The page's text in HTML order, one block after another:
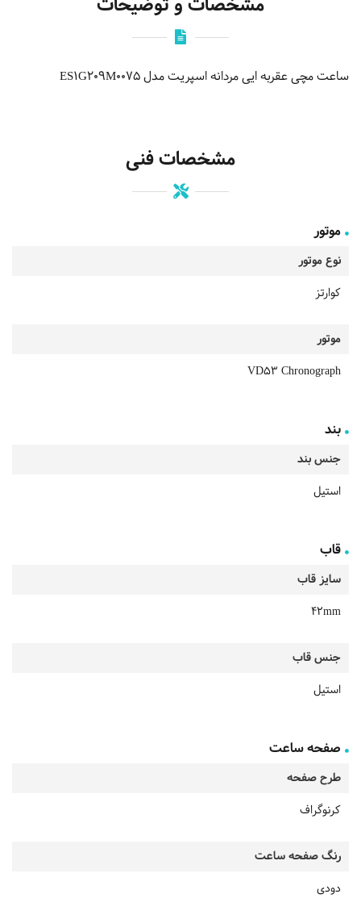
ساعت مچی عقربه ایی مردانه اسپریت مدل ES1G209M0075
مشخصات فنی
موتور
نوع موتور
کوارتز
موتور
VD53 Chronograph
بند
جنس بند
استیل
قاب
سایز قاب
42mm
جنس قاب
استیل
صفحه ساعت
طرح صفحه
کرنوگراف
رنگ صفحه ساعت
دودی